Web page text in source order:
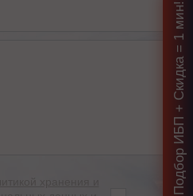
Подбор ИБП + Скидка = 1 мин!